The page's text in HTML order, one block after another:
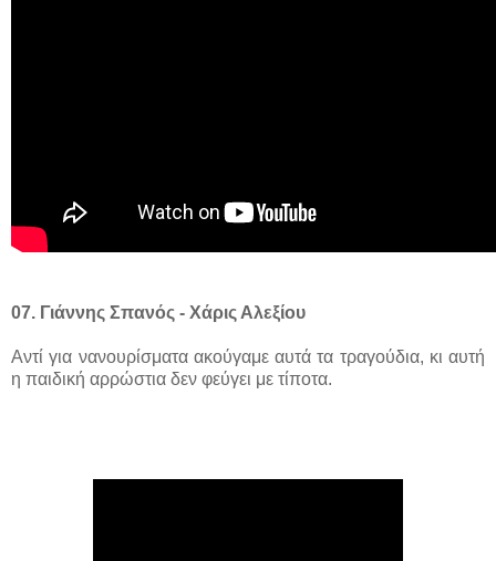
07. Γιάννης Σπανός - Χάρις Αλεξίου
Αντί για νανουρίσματα ακούγαμε αυτά τα τραγούδια, κι αυτή
η παιδική αρρώστια δεν φεύγει με τίποτα.